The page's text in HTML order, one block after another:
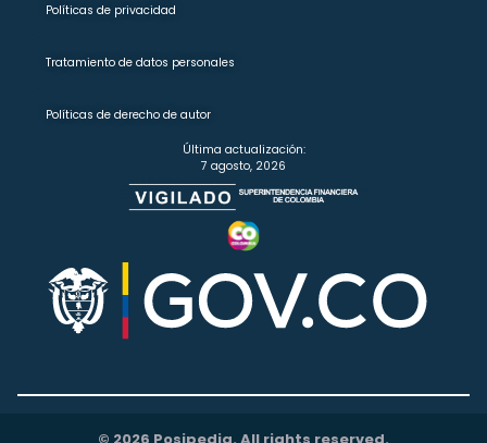
Políticas de privacidad
Tratamiento de datos personales
Políticas de derecho de autor
Última actualización:
7 agosto, 2026